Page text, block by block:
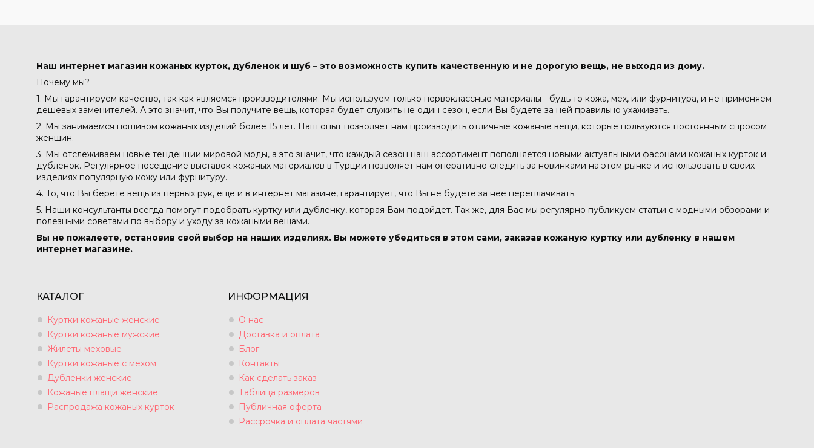
Наш интернет магазин кожаных курток, дубленок и шуб – это возможность купить качественную и не дорогую вещь, не выходя из дому.
Почему мы?
1. Мы гарантируем качество, так как являемся производителями. Мы используем только первоклассные материалы - будь то кожа, мех, или фурнитура, и не применяем
дешевых заменителей. А это значит, что Вы получите вещь, которая будет служить не один сезон, если Вы будете за ней правильно ухаживать.
2. Мы занимаемся пошивом кожаных изделий более 15 лет. Наш опыт позволяет нам производить отличные кожаные вещи, которые пользуются постоянным спросом
женщин.
3. Мы отслеживаем новые тенденции мировой моды, а это значит, что каждый сезон наш ассортимент пополняется новыми актуальными фасонами кожаных курток и
дубленок. Регулярное посещение выставок кожаных материалов в Турции позволяет нам оперативно следить за новинками на этом рынке и использовать в своих
изделиях популярную кожу или фурнитуру.
4. То, что Вы берете вещь из первых рук, еще и в интернет магазине, гарантирует, что Вы не будете за нее переплачивать.
5. Наши консультанты всегда помогут подобрать куртку или дубленку, которая Вам подойдет. Так же, для Вас мы регулярно публикуем статьи с модными обзорами и
полезными советами по выбору и уходу за кожаными вещами.
Вы не пожалеете, остановив свой выбор на наших изделиях. Вы можете убедиться в этом сами, заказав кожаную куртку или дубленку в нашем
интернет магазине.
КАТАЛОГ
Куртки кожаные женские
Куртки кожаные мужские
Жилеты меховые
Куртки кожаные с мехом
Дубленки женские
Кожаные плащи женские
Распродажа кожаных курток
ИНФОРМАЦИЯ
О нас
Доставка и оплата
Блог
Контакты
Как сделать заказ
Таблица размеров
Публичная оферта
Рассрочка и оплата частями